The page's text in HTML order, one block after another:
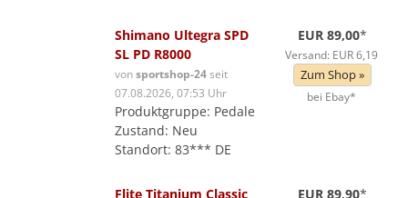
Shimano Ultegra SPD
SL PD R8000
vonsportshop-24seit
07.08.2026, 07:53 Uhr
Produktgruppe: Pedale
Zustand: Neu
Standort: 83*** DE
EUR 89,00*
Versand: EUR 6,19
Zum Shop »
bei Ebay*
Flite Titanium Classic
EUR 89,90*